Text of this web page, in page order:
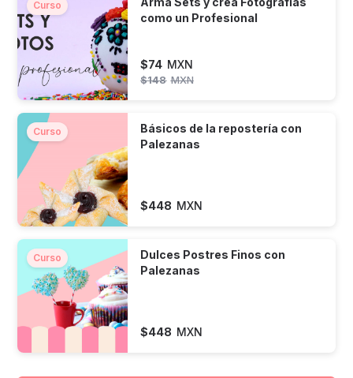
Curso
como un Profesional
$74 MXN
$148 MXN
Curso
Básicos de la repostería con
Palezanas
$448 MXN
Curso
Dulces Postres Finos con
Palezanas
$448 MXN